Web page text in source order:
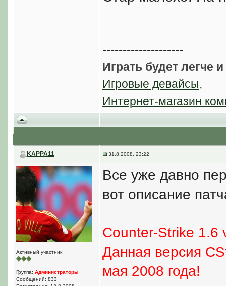
--------------------
Играть будет легче
Игровые девайсы,
Интернет-магазин
KAPPA11 31.8.2008, 23:22
Активный участник
Группа: Администраторы
Сообщений: 833
Все уже давно
вот описание
Counter-Strike 1.6
Данная версия
мая 2008 года!